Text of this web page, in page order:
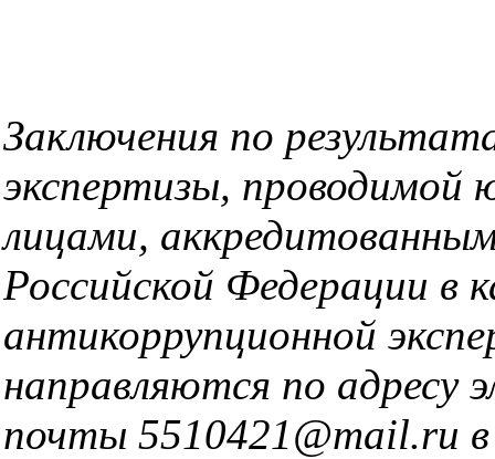
Заключения по
экспертизы, проводимой
лицами,
Российской Федерации в
антикоррупционной
направляются по адресу
почты 5510421@mail.ru